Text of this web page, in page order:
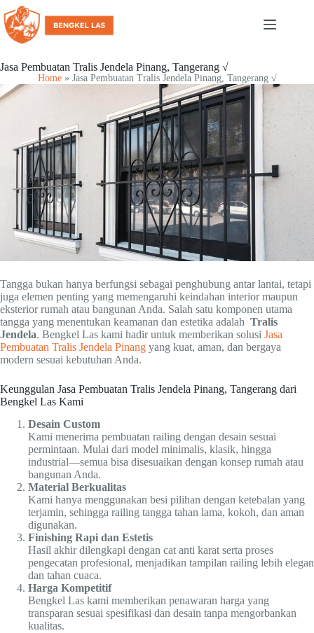
Jasa Pembuatan Tralis Jendela Pinang, Tangerang √
Home» Jasa Pembuatan Tralis Jendela Pinang, Tangerang √
Tangga bukan hanya berfungsi sebagai penghubung antar lantai, tetapi
juga elemen penting yang memengaruhi keindahan interior maupun
eksterior rumah atau bangunan Anda. Salah satu komponen utama
tangga yang menentukan keamanan dan estetika adalah Tralis
Jendela. Bengkel Las kami hadir untuk memberikan solusi Jasa
Pembuatan Tralis Jendela Pinang yang kuat, aman, dan bergaya
modern sesuai kebutuhan Anda.
Keunggulan Jasa Pembuatan Tralis Jendela Pinang, Tangerang dari
Bengkel Las Kami
Desain Custom
Kami menerima pembuatan railing dengan desain sesuai
permintaan. Mulai dari model minimalis, klasik, hingga
industrial—semua bisa disesuaikan dengan konsep rumah atau
bangunan Anda.
Material Berkualitas
Kami hanya menggunakan besi pilihan dengan ketebalan yang
terjamin, sehingga railing tangga tahan lama, kokoh, dan aman
digunakan.
Finishing Rapi dan Estetis
Hasil akhir dilengkapi dengan cat anti karat serta proses
pengecatan profesional, menjadikan tampilan railing lebih elegan
dan tahan cuaca.
Harga Kompetitif
Bengkel Las kami memberikan penawaran harga yang
transparan sesuai spesifikasi dan desain tanpa mengorbankan
kualitas.